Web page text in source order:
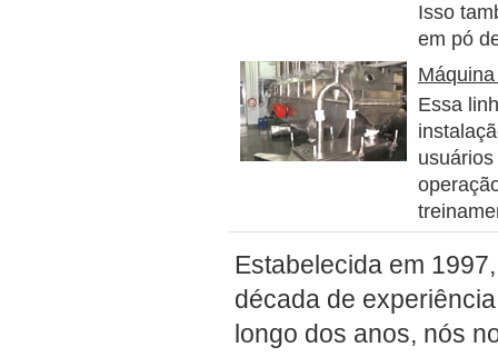
Isso
em pó
Essa
Estabelecida em
década de
longo dos anos, nós